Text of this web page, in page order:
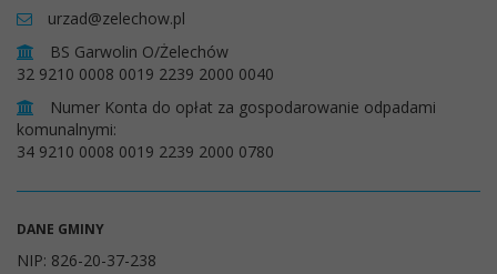
urzad@zelechow.pl
BS Garwolin O/Żelechów
32 9210 0008 0019 2239 2000 0040
Numer Konta do opłat za gospodarowanie odpadami
komunalnymi:
34 9210 0008 0019 2239 2000 0780
DANE GMINY
NIP: 826-20-37-238